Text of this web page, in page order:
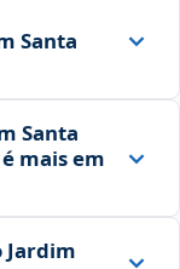
Santa
Santa
mais em
Jardim